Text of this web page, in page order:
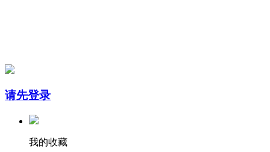
请先登录
我的收藏